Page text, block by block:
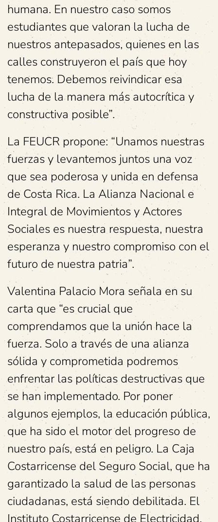
humana. En nuestro caso somos
estudiantes que valoran la lucha de
nuestros antepasados, quienes en las
calles construyeron el país que hoy
tenemos. Debemos reivindicar esa
lucha de la manera más autocrítica y
constructiva posible”.
La FEUCR propone: “Unamos nuestras
fuerzas y levantemos juntos una voz
que sea poderosa y unida en defensa
de Costa Rica. La Alianza Nacional e
Integral de Movimientos y Actores
Sociales es nuestra respuesta, nuestra
esperanza y nuestro compromiso con el
futuro de nuestra patria”.
Valentina Palacio Mora señala en su
carta que “es crucial que
comprendamos que la unión hace la
fuerza. Solo a través de una alianza
sólida y comprometida podremos
enfrentar las políticas destructivas que
se han implementado. Por poner
algunos ejemplos, la educación pública,
que ha sido el motor del progreso de
nuestro país, está en peligro. La Caja
Costarricense del Seguro Social, que ha
garantizado la salud de las personas
ciudadanas, está siendo debilitada. El
Instituto Costarricense de Electricidad,